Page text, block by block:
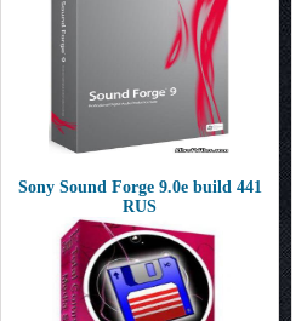
Sony Sound Forge 9.0e build 441
RUS